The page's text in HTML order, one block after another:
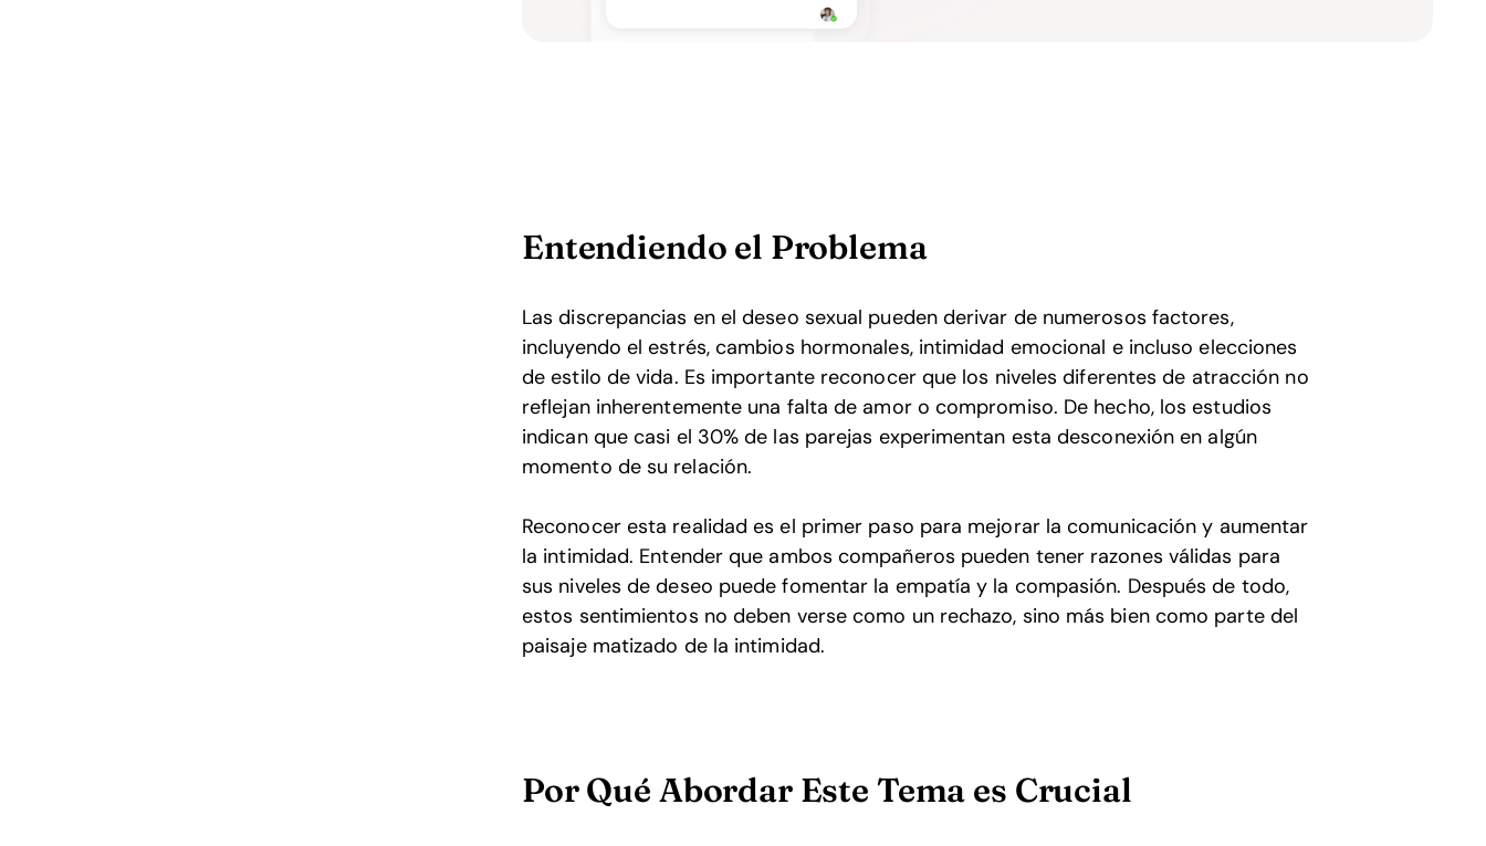
Entendiendo el Problema
Las discrepancias en el deseo sexual pueden derivar de numerosos factores,
incluyendo el estrés, cambios hormonales, intimidad emocional e incluso elecciones
de estilo de vida. Es importante reconocer que los niveles diferentes de atracción no
reflejan inherentemente una falta de amor o compromiso. De hecho, los estudios
indican que casi el 30% de las parejas experimentan esta desconexión en algún
momento de su relación.
Reconocer esta realidad es el primer paso para mejorar la comunicación y aumentar
la intimidad. Entender que ambos compañeros pueden tener razones válidas para
sus niveles de deseo puede fomentar la empatía y la compasión. Después de todo,
estos sentimientos no deben verse como un rechazo, sino más bien como parte del
paisaje matizado de la intimidad.
Por Qué Abordar Este Tema es Crucial